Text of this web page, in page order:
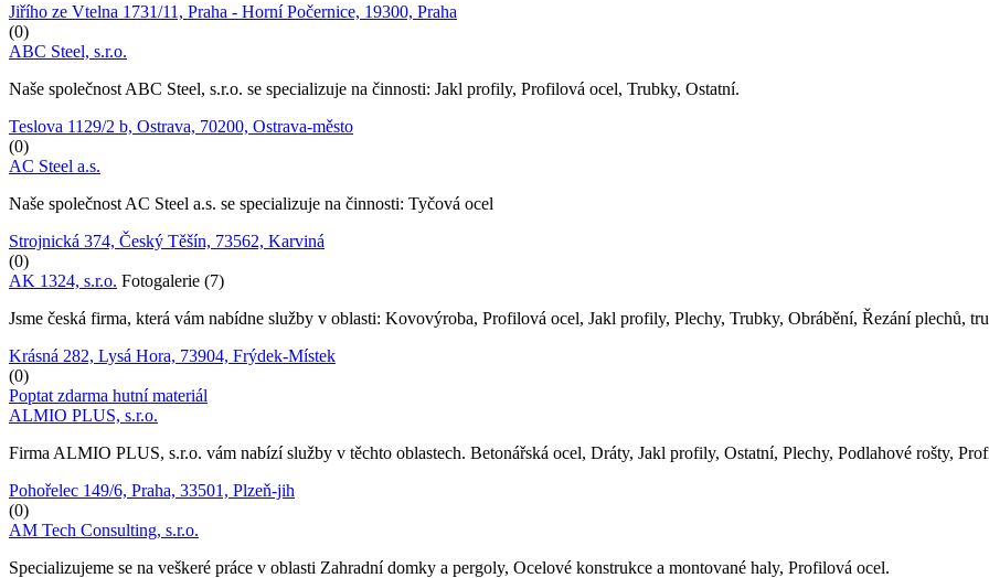
Jiřího ze Vtelna 1731/11, Praha - Horní Počernice, 19300, Praha
(0)
ABC Steel, s.r.o.
Naše společnost ABC Steel, s.r.o. se specializuje na činnosti: Jakl profily, Profilová ocel, Trubky, Ostatní.
Teslova 1129/2 b, Ostrava, 70200, Ostrava-město
(0)
AC Steel a.s.
Naše společnost AC Steel a.s. se specializuje na činnosti: Tyčová ocel
Strojnická 374, Český Těšín, 73562, Karviná
(0)
AK 1324, s.r.o. Fotogalerie (7)
Jsme česká firma, která vám nabídne služby v oblasti: Kovovýroba, Profilová ocel, Jakl profily, Plechy, Trubky, Obrábění, Řezání plechů,
Krásná 282, Lysá Hora, 73904, Frýdek-Místek
(0)
Poptat zdarma hutní materiál
ALMIO PLUS, s.r.o.
Firma ALMIO PLUS, s.r.o. vám nabízí služby v těchto oblastech. Betonářská ocel, Dráty, Jakl profily, Ostatní, Plechy, Podlahové rošty,
Pohořelec 149/6, Praha, 33501, Plzeň-jih
(0)
AM Tech Consulting, s.r.o.
Specializujeme se na veškeré práce v oblasti Zahradní domky a pergoly, Ocelové konstrukce a montované haly, Profilová ocel.